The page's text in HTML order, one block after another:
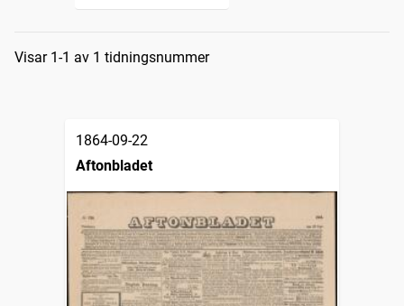
Sökresultat
Visar 1-1 av 1 tidningsnummer
1864-09-22
Aftonbladet